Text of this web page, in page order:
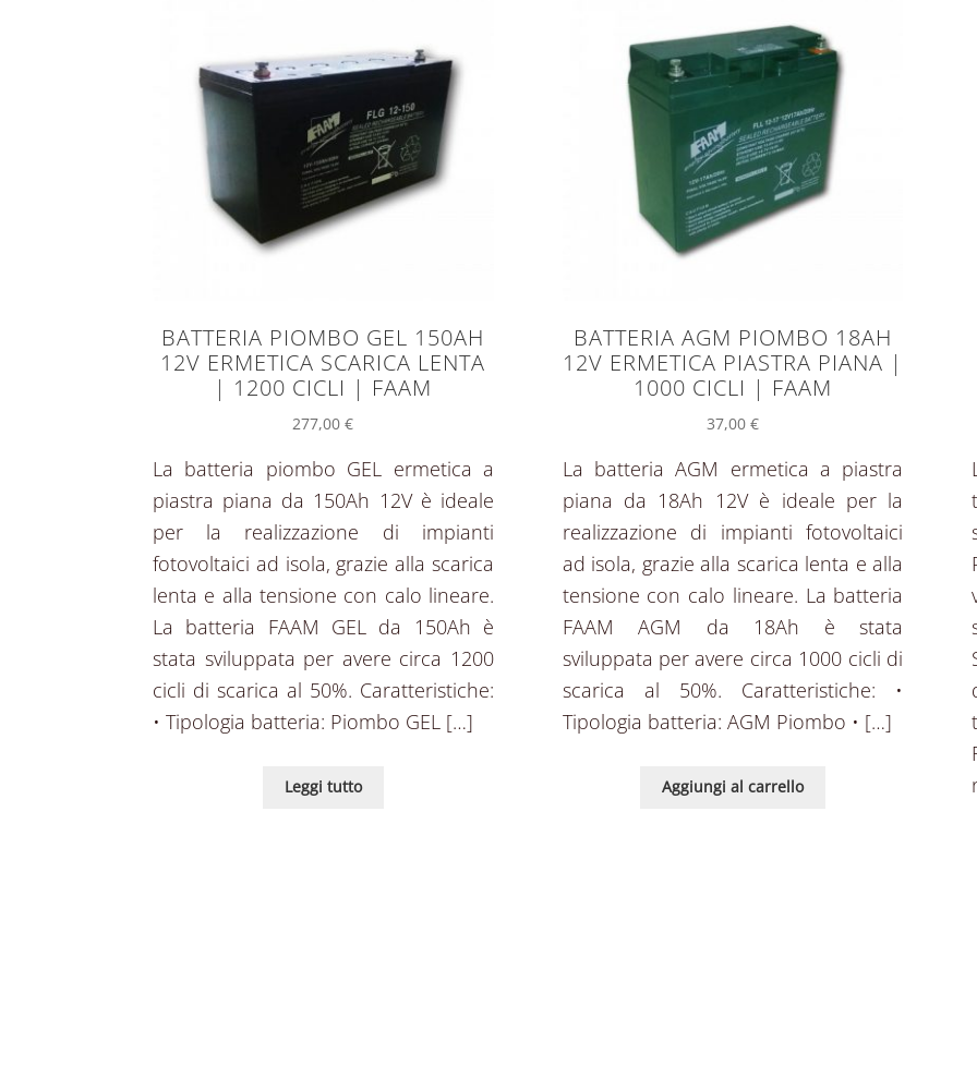
BATTERIA PIOMBO GEL 150AH
12V ERMETICA SCARICA LENTA
| 1200 CICLI | FAAM
277,00€
La batteria piombo GEL ermetica a
piastra piana da 150Ah 12V è ideale
per la realizzazione di impianti
fotovoltaici ad isola, grazie alla scarica
lenta e alla tensione con calo lineare.
La batteria FAAM GEL da 150Ah è
stata sviluppata per avere circa 1200
cicli di scarica al 50%. Caratteristiche:
• Tipologia batteria: Piombo GEL […]
Leggi tutto
BATTERIA AGM PIOMBO 18AH
12V ERMETICA PIASTRA PIANA |
1000 CICLI | FAAM
37,00 €
La batteria AGM ermetica a piastra
piana da 18Ah 12V è ideale per la
realizzazione di impianti fotovoltaici
ad isola, grazie alla scarica lenta e alla
tensione con calo lineare. La batteria
FAAM AGM da 18Ah è stata
sviluppata per avere circa 1000 cicli di
scarica al 50%. Caratteristiche: •
Tipologia batteria: AGM Piombo • […]
Aggiungi al carrello